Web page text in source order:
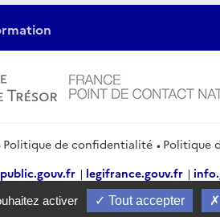
Politique de confidentialité Politique
legifrance.gouv.fr
2026 Direction générale du
activer Tout accepter